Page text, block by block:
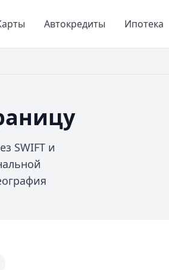
Автокредиты Ипотека
SWIFT и